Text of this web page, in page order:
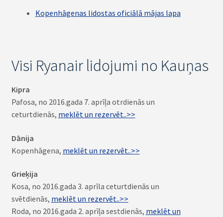
Kopenhāgenas lidostas oficiālā mājas lapa
Visi Ryanair lidojumi no Kauņas
Kipra
Pafosa, no 2016.gada 7. aprīļa otrdienās un
ceturtdienās, meklēt un rezervēt..>>
Dānija
Kopenhāgena, meklēt un rezervēt..>>
Grieķija
Kosa, no 2016.gada 3. aprīla ceturtdienās un
svētdienās, meklēt un rezervēt..>>
Roda, no 2016.gada 2. aprīļa sestdienās, meklēt un